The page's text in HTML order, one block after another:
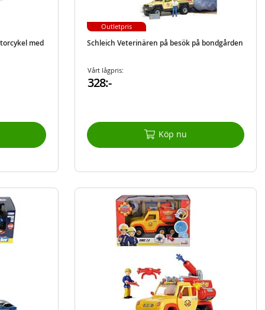
med Schleich Veterinären på besök på bondgården
Vårt lågpris:
328:-
Köp nu
Outletpris